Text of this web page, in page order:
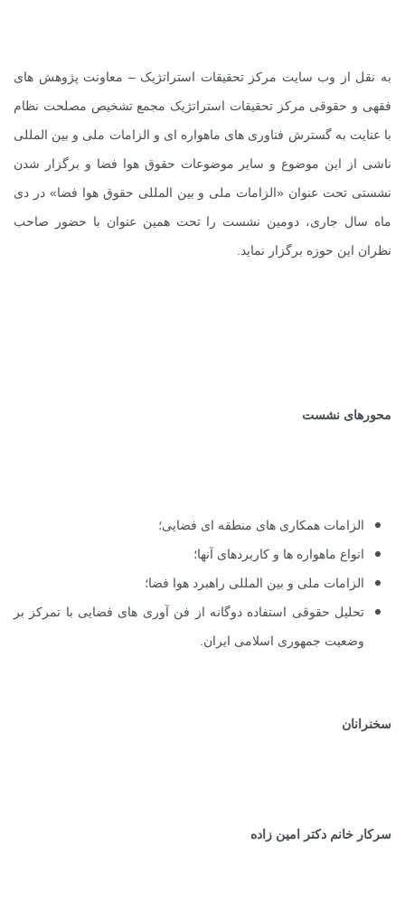
به نقل از وب سایت مرکز تحقیقات استراتژیک – معاونت پژوهش ‌های
فقهی و حقوقی مرکز تحقیقات استراتژیک مجمع تشخیص مصلحت نظام
با عنایت به گسترش فناوری های ماهواره ای و الزامات ملی و بین المللی
ناشی از این موضوع و سایر موضوعات حقوق هوا فضا و برگزار شدن
نشستی تحت عنوان «الزامات ملی و بین المللی حقوق هوا فضا» در دی
ماه سال جاری، دومین نشست را تحت همین عنوان با حضور صاحب
نظران این حوزه برگزار نماید.
محورهای نشست
الزامات همکاری‌ های منطقه ‌ای فضایی؛
انواع ماهواره ‌ها و کاربردهای آنها؛
الزامات ملی و بین المللی راهبرد هوا فضا؛
تحلیل حقوقی استفاده دوگانه از فن‌ آوری های فضایی با تمرکز بر
وضعیت جمهوری اسلامی ایران.
سخنرانان
سرکار خانم دکتر امین زاده